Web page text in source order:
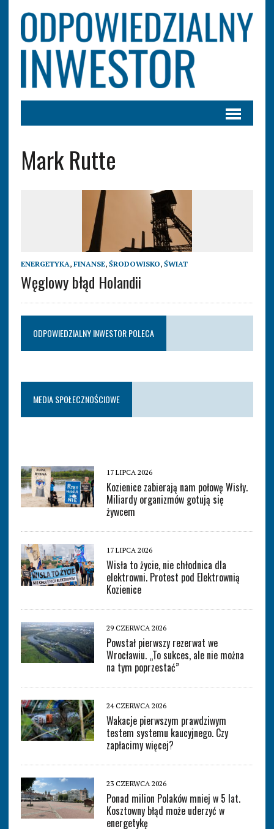
Mark Rutte
ENERGETYKA, FINANSE, ŚRODOWISKO, ŚWIAT
Węglowy błąd Holandii
ODPOWIEDZIALNY INWESTOR POLECA
MEDIA SPOŁECZNOŚCIOWE
17 LIPCA 2026
Kozienice zabierają nam połowę Wisły.
Miliardy organizmów gotują się
żywcem
17 LIPCA 2026
Wisła to życie, nie chłodnica dla
elektrowni. Protest pod Elektrownią
Kozienice
29 CZERWCA 2026
Powstał pierwszy rezerwat we
Wrocławiu. „To sukces, ale nie można
na tym poprzestać”
24 CZERWCA 2026
Wakacje pierwszym prawdziwym
testem systemu kaucyjnego. Czy
zapłacimy więcej?
23 CZERWCA 2026
Ponad milion Polaków mniej w 5 lat.
Kosztowny błąd może uderzyć w
energetykę